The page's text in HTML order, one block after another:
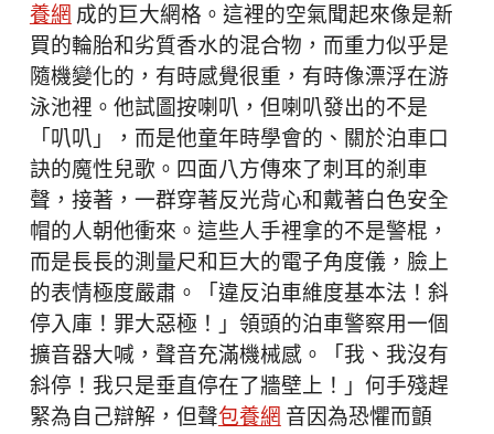
養網 成的巨大網格。這裡的空氣聞起來像是新
買的輪胎和劣質香水的混合物，而重力似乎是
隨機變化的，有時感覺很重，有時像漂浮在游
泳池裡。他試圖按喇叭，但喇叭發出的不是
「叭叭」，而是他童年時學會的、關於泊車口
訣的魔性兒歌。四面八方傳來了刺耳的剎車
聲，接著，一群穿著反光背心和戴著白色安全
帽的人朝他衝來。這些人手裡拿的不是警棍，
而是長長的測量尺和巨大的電子角度儀，臉上
的表情極度嚴肅。「違反泊車維度基本法！斜
停入庫！罪大惡極！」領頭的泊車警察用一個
擴音器大喊，聲音充滿機械感。「我、我沒有
斜停！我只是垂直停在了牆壁上！」何手殘趕
緊為自己辯解，但聲包養網 音因為恐懼而顫